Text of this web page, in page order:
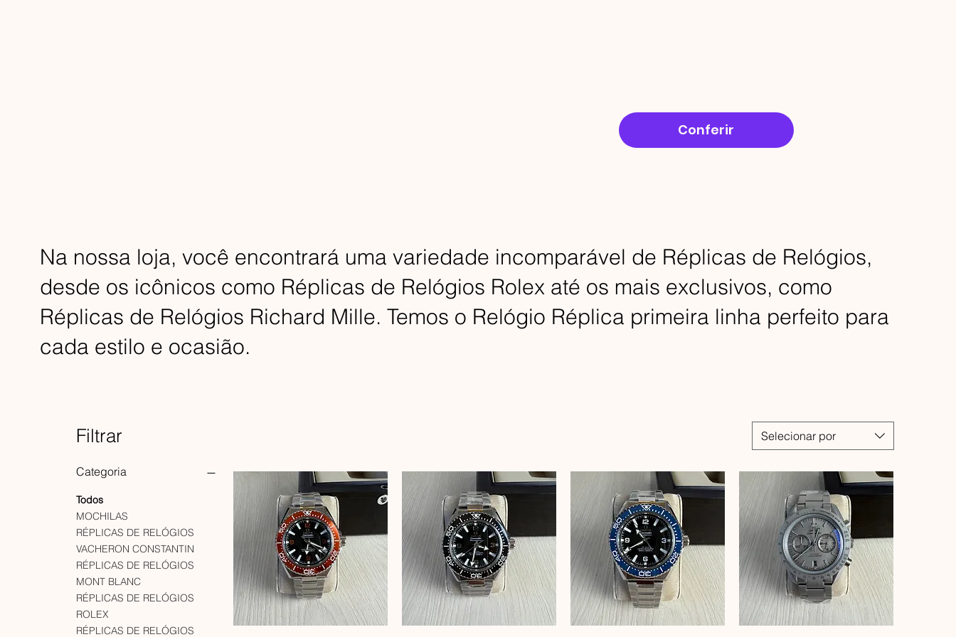
Na nossa loja, você encontrará uma variedade incomparável de Réplicas de Relógios,
desde os icônicos como Réplicas de Relógios Rolex até os mais exclusivos, como
Réplicas de Relógios Richard Mille. Temos o Relógio Réplica primeira linha perfeito para
cada estilo e ocasião.
Conferir
Filtrar
Categoria
Todos
MOCHILAS
RÉPLICAS DE RELÓGIOS
VACHERON CONSTANTIN
RÉPLICAS DE RELÓGIOS
MONT BLANC
RÉPLICAS DE RELÓGIOS
ROLEX
RÉPLICAS DE RELÓGIOS
Selecionar por